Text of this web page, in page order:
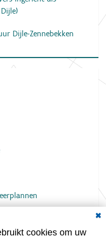
Dijle-Zennebekken
cookies om uw